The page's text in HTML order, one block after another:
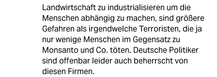
Landwirtschaft zu industrialisieren um die
Menschen abhängig zu machen, sind größere
Gefahren als irgendwelche Terroristen, die ja
nur wenige Menschen im Gegensatz zu
Monsanto und Co. töten. Deutsche Politiker
sind offenbar leider auch beherrscht von
diesen Firmen.